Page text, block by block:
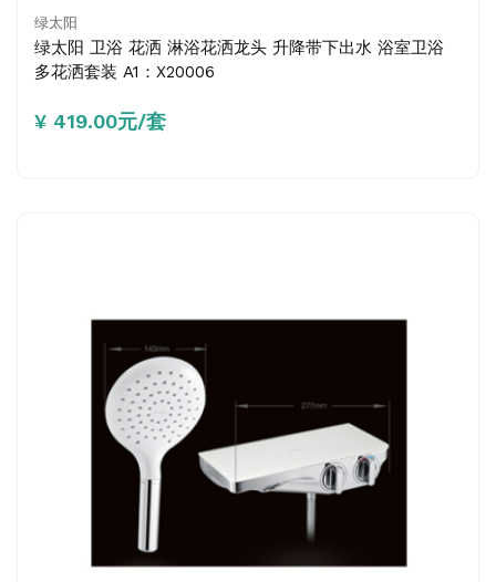
绿太阳
绿太阳 卫浴 花洒 淋浴花洒龙头 升降带下出水 浴室卫浴
多花洒套装 A1：X20006
¥ 419.00元/套